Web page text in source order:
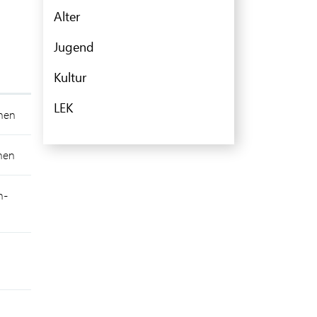
Alter
Jugend
Kultur
LEK